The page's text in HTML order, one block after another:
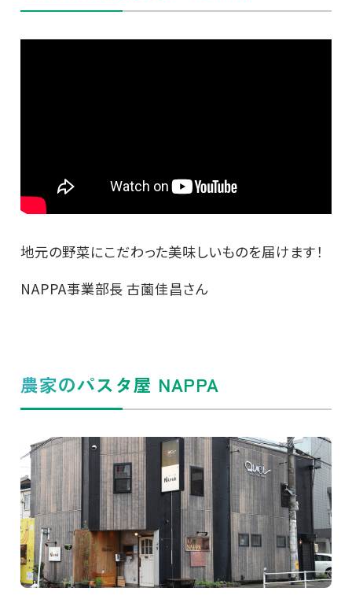
地元の野菜にこだわった美味しいものを届けます！
NAPPA事業部長 古薗佳昌さん
農家のパスタ屋 NAPPA